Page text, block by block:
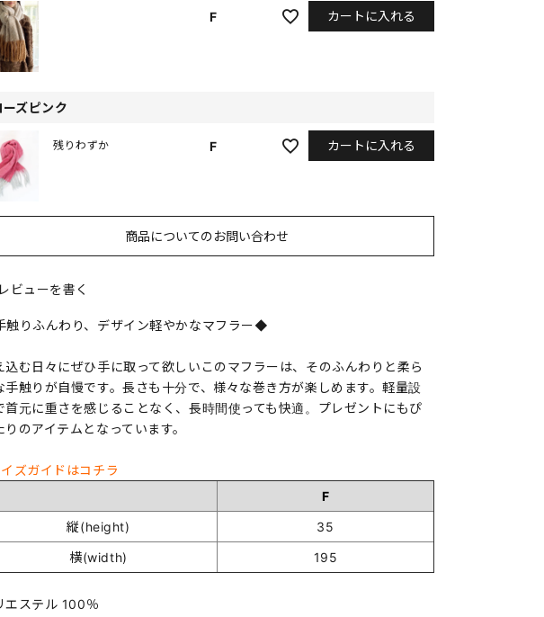
F カートに入れる
ーズピンク
F
残りわずか カートに入れる
商品についてのお問い合わせ
レビューを書く
りふんわり、デザイン軽やかなマフラー◆
込む日々にぜひ手に取って欲しいこのマフラーは、そのふんわりと柔ら
手触りが自慢です。長さも十分で、様々な巻き方が楽しめます。軽量設
首元に重さを感じることなく、長時間使っても快適。プレゼントにもぴ
りのアイテムとなっています。
ズガイドはコチラ
F
縦(height)
35
横(width)
195
エステル 100％